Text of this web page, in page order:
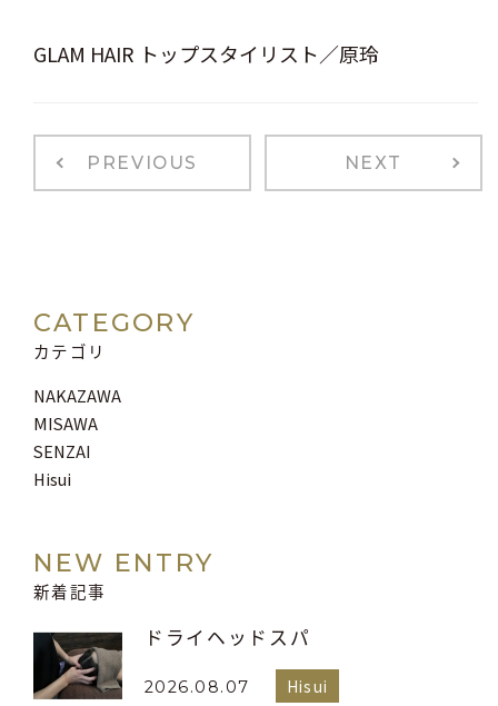
GLAM HAIR トップスタイリスト／原玲
PREVIOUS NEXT
CATEGORY
カテゴリ
NAKAZAWA
MISAWA
SENZAI
Hisui
NEW ENTRY
新着記事
ドライヘッドスパ
2026.08.07 Hisui